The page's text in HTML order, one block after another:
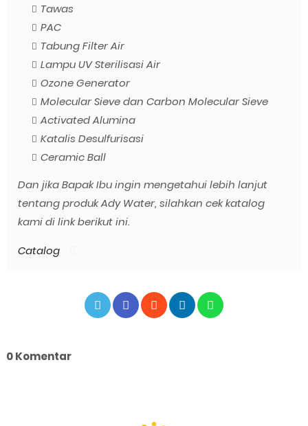
Tawas
PAC
Tabung Filter Air
Lampu UV Sterilisasi Air
Ozone Generator
Molecular Sieve dan Carbon Molecular Sieve
Activated Alumina
Katalis Desulfurisasi
Ceramic Ball
Dan jika Bapak Ibu ingin mengetahui lebih lanjut
tentang produk Ady Water, silahkan cek katalog
kami di link berikut ini.
Catalog
0 Komentar